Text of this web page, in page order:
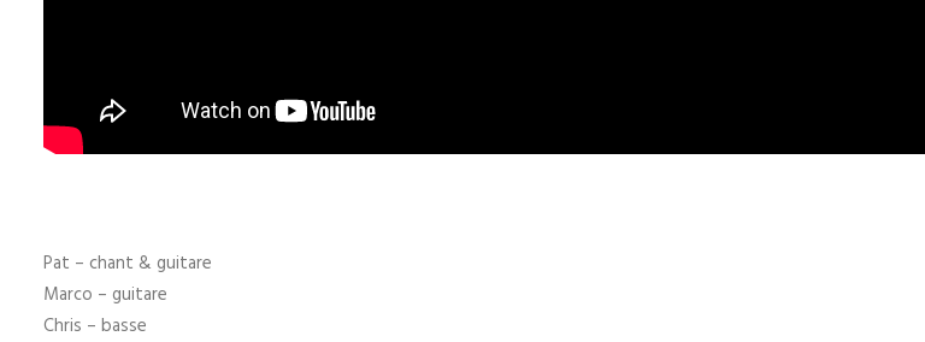
Pat – chant & guitare
Marco – guitare
Chris – basse